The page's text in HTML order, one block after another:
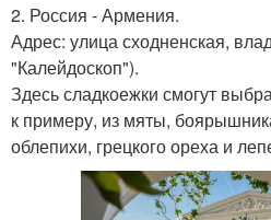
2. Россия - Армения.
Адрес: улица сходненская,
"Калейдоскоп").
Здесь сладкоежки смогут
к примеру, из мяты,
облепихи, грецкого ореха и